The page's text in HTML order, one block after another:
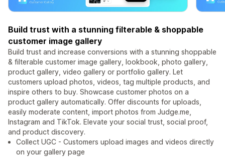
Build trust with a stunning filterable & shoppable
customer image gallery
Build trust and increase conversions with a stunning shoppable
& filterable customer image gallery, lookbook, photo gallery,
product gallery, video gallery or portfolio gallery. Let
customers upload photos, videos, tag multiple products, and
inspire others to buy. Showcase customer photos on a
product gallery automatically. Offer discounts for uploads,
easily moderate content, import photos from Judge.me,
Instagram and TikTok. Elevate your social trust, social proof,
and product discovery.
Collect UGC - Customers upload images and videos directly
on your gallery page